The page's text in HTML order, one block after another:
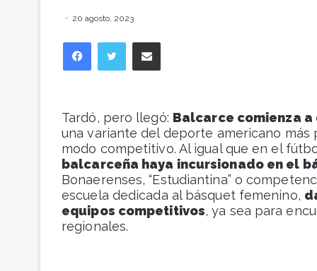
20 agosto, 2023
Facebook
Tardó, pero llegó: Balcarce comienza
una variante del deporte americano
modo competitivo. Al igual que en el
balcarceña haya incursionado en el
Bonaerenses, “Estudiantina” o
escuela dedicada al básquet femenino,
equipos competitivos, ya sea para
regionales.